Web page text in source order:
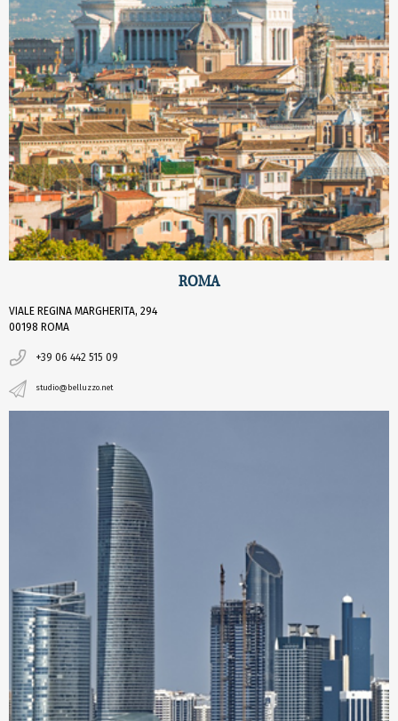
ROMA
VIALE REGINA MARGHERITA, 294
00198 ROMA
+39 06 442 515 09
studio@belluzzo.net